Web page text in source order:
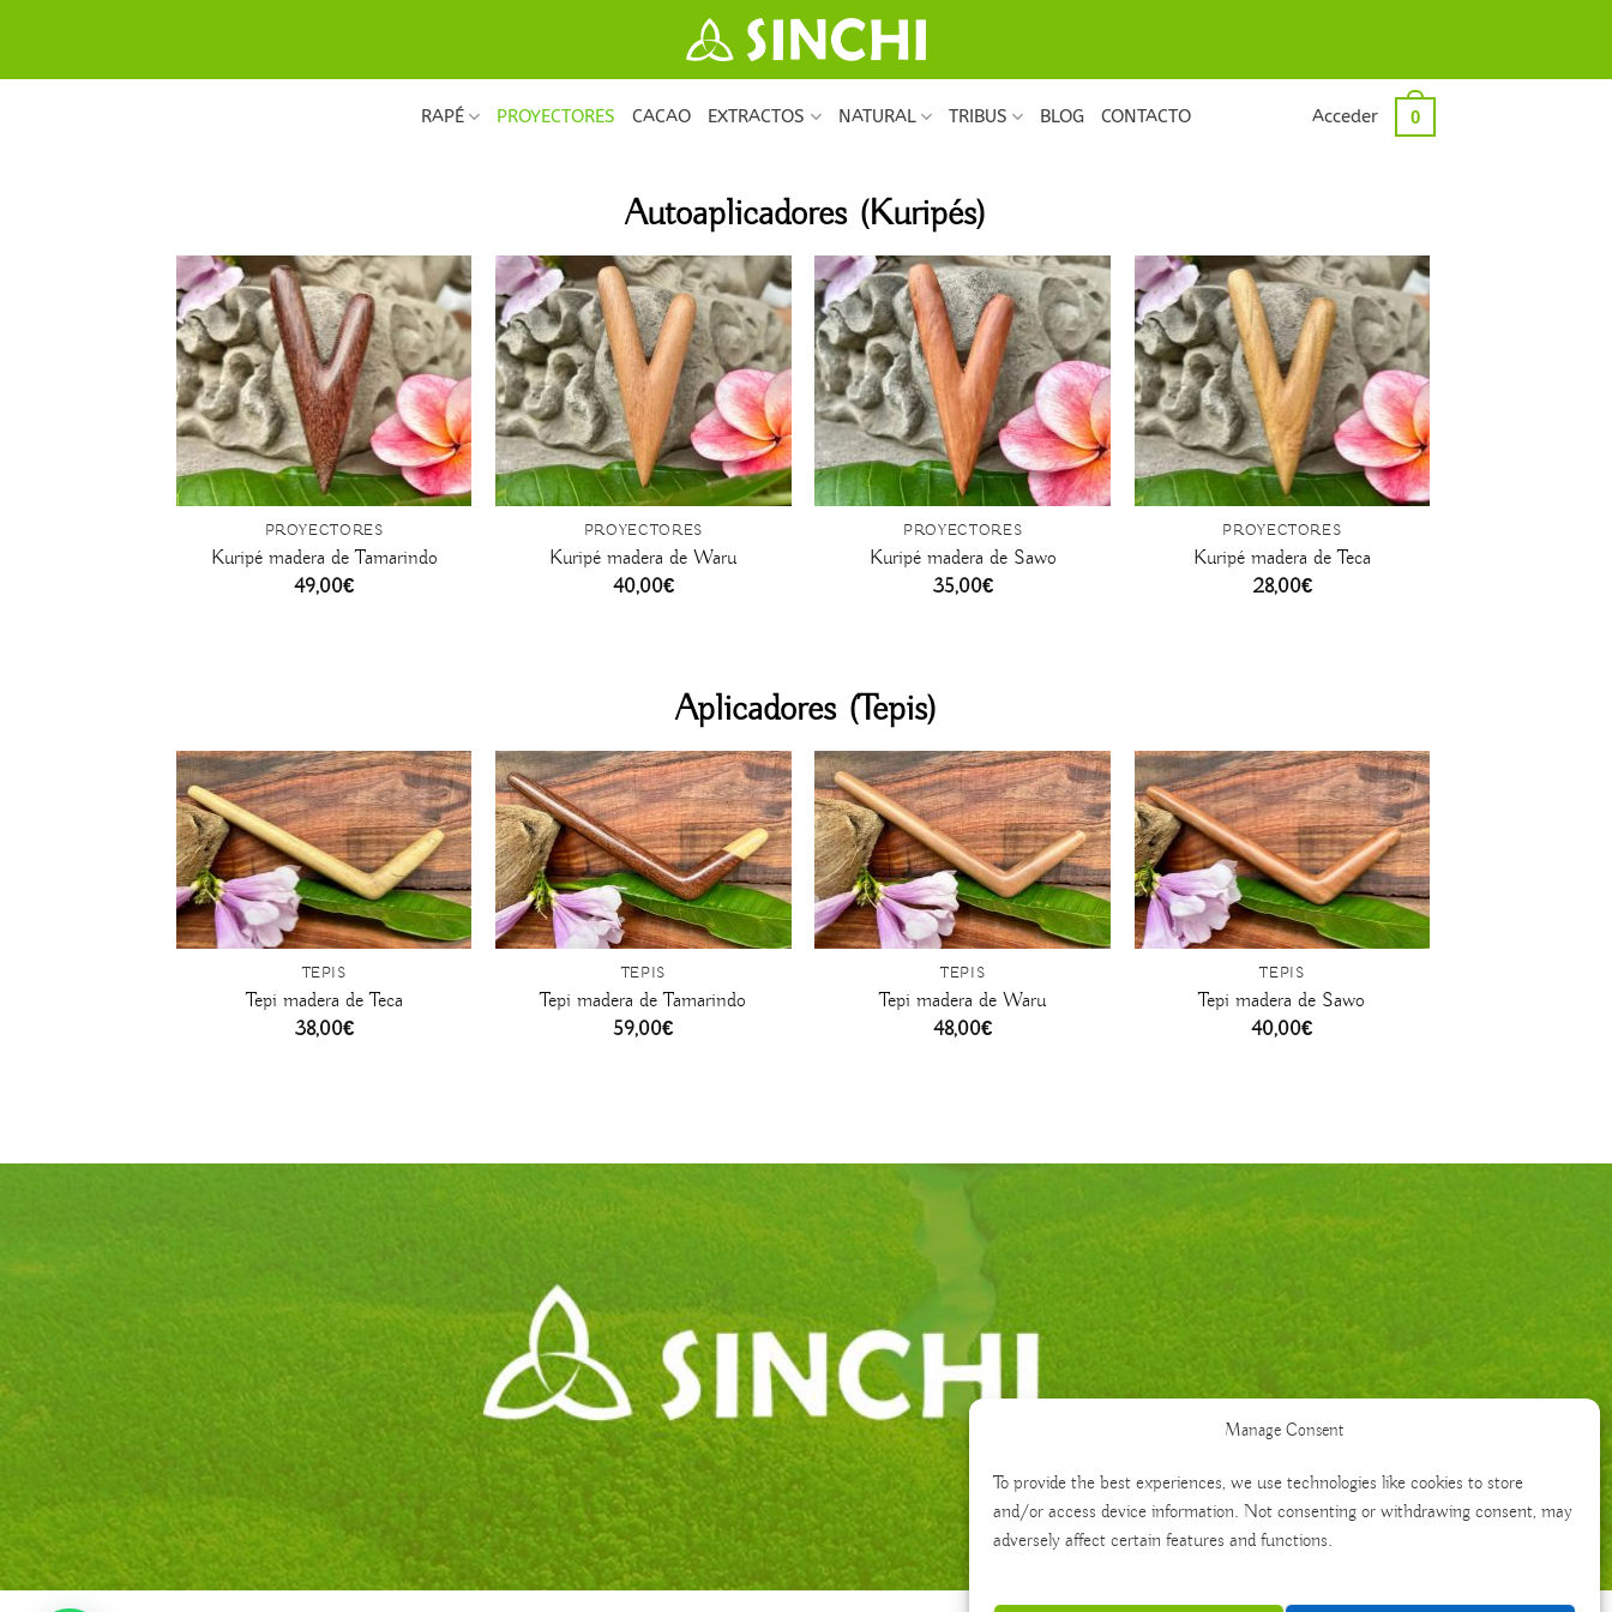
Manage Consent
To provide the best experiences, we use technologies like cookies to store
and/or access device information. Not consenting or withdrawing consent, may
adversely affect certain features and functions.
contenido
RAPÉ PROYECTORES CACAO EXTRACTOS NATURAL TRIBUS BLOG CONTACTO Acceder 0
Autoaplicadores (Kuripés)
+
PROYECTORES
Kuripé madera de Tamarindo
49,00€
+
PROYECTORES
Kuripé madera de Waru
40,00€
+
PROYECTORES
Kuripé madera de Sawo
35,00€
+
PROYECTORES
Kuripé madera de Teca
28,00€
Aplicadores (Tepis)
+
TEPIS
Tepi madera de Teca
38,00€
+
TEPIS
Tepi madera de Tamarindo
59,00€
+
TEPIS
Tepi madera de Waru
48,00€
+
TEPIS
Tepi madera de Sawo
40,00€